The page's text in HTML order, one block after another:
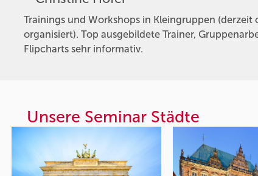
Trainings und Workshops in Kleingruppen (derzeit
organisiert). Top ausgebildete Trainer,
Flipcharts sehr informativ.
Unsere Seminar Städte